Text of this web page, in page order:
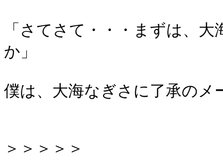
「さてさて・・・まずは、
か」
僕は、大海なぎさに了承のメ
＞＞＞＞＞